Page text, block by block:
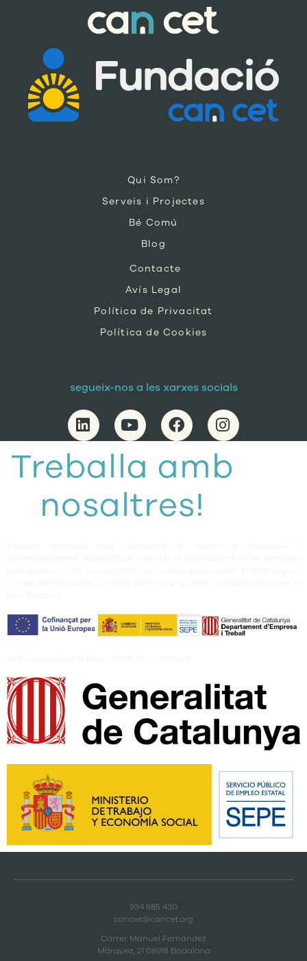
Qui Som?
Serveis i Projectes
Bé Comú
Blog
Contacte
Avís Legal
Política de Privacitat
Política de Cookies
segueix-nos a les xarxes socials
Treballa amb
nosaltres!
Carrer Manuel Fernández
Márquez, 21 08918 Badalona
934 685 430
cancet@cancet.org